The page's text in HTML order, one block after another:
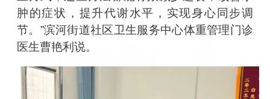
肿的症状，提升代谢水平，实现身心同步调
节。 ”滨河街道社区卫生服务中心体重管理门诊
医生曹艳利说。